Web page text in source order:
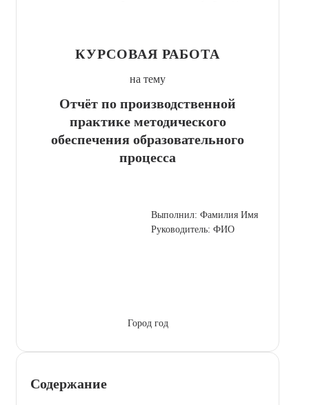
КУРСОВАЯ РАБОТА
на тему
Отчёт по производственной
практике методического
обеспечения образовательного
процесса
Выполнил: Фамилия Имя
Руководитель: ФИО
Город год
Содержание